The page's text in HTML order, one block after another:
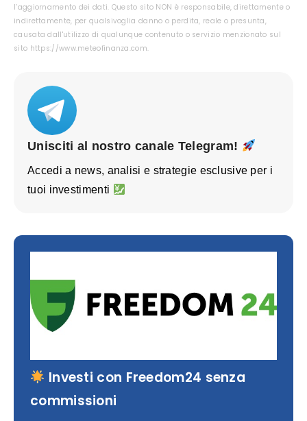
l’aggiornamento dei dati. Questo sito NON è responsabile, direttamente o
indirettamente, per qualsivoglia danno o perdita, reale o presunta,
causata dall'utilizzo di qualunque contenuto o servizio menzionato sul
sito https://www.meteofinanza.com.
Unisciti al nostro canale Telegram!
Accedi a news, analisi e strategie esclusive per i
tuoi investimenti
Investi con Freedom24 senza
commissioni